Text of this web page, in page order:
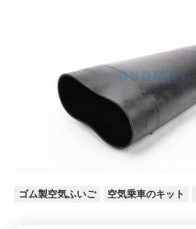
ゴム製空気ふいご 空気乗車のキット